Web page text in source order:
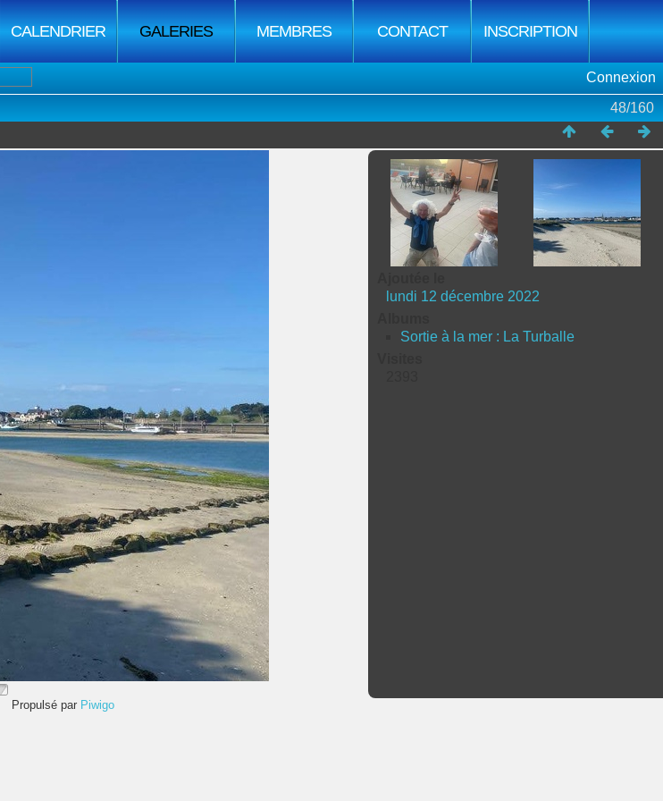
CALENDRIER GALERIES MEMBRES CONTACT INSCRIPTION
Connexion
48/160
lundi 12 décembre 2022
Sortie à la mer : La Turballe
Propulsé par Piwigo